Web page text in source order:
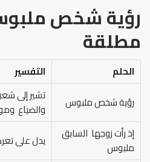
رؤية شخص
مطلقة
الحلم
التفسير
رؤية شخص ملبوس
تشير إلى
والضياع
إذ رأت زوجها السابق
ملبوس
يدل على